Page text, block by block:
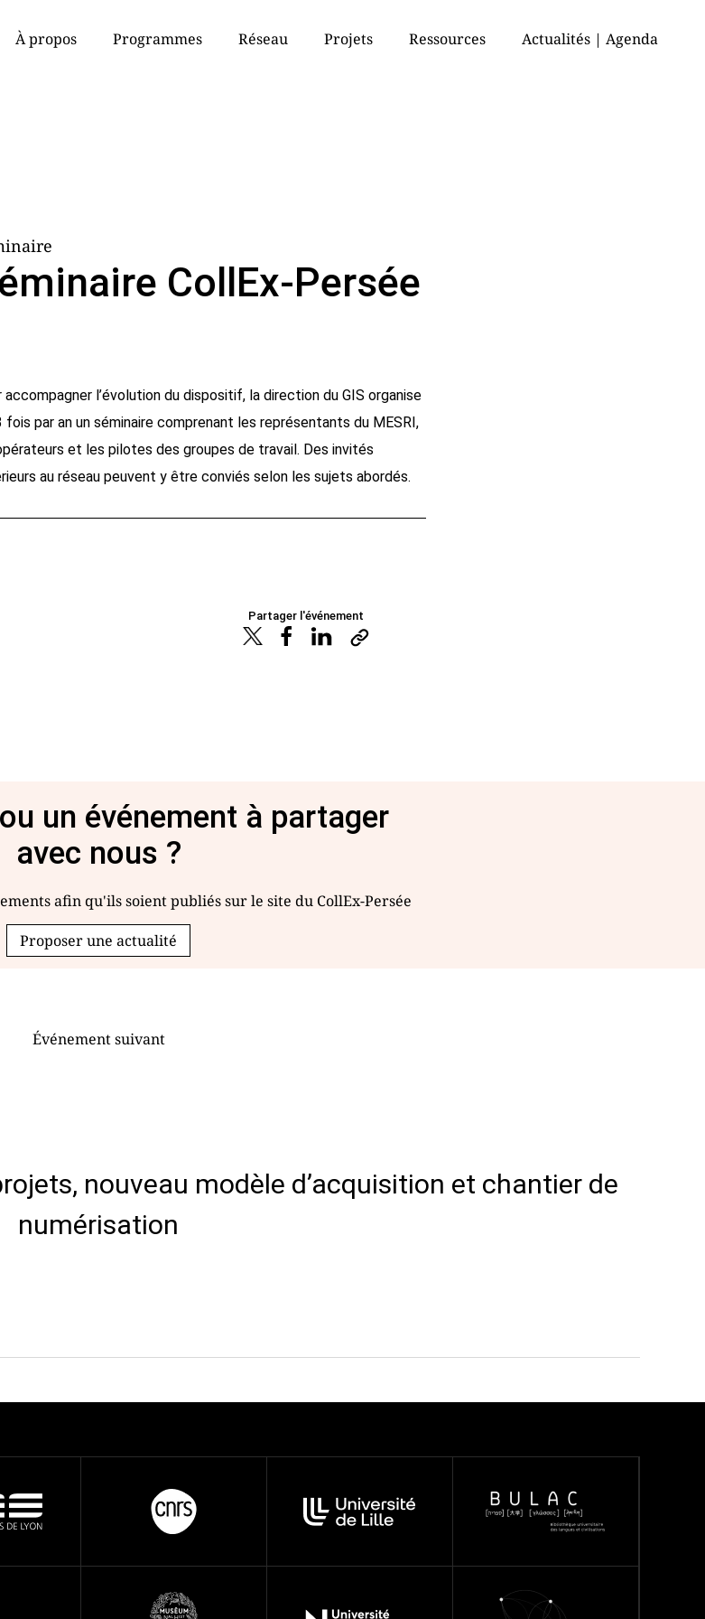
À propos Programmes Réseau Projets Ressources Actualités | Agenda
CollEx-Persée
accompagner l’évolution du dispositif, la direction du GIS organise
fois par an un séminaire comprenant les représentants du MESRI,
et les pilotes des groupes de travail. Des invités
au réseau peuvent y être conviés selon les sujets abordés.
Partager l'événement
un événement à partager
avec nous ?
afin qu'ils soient publiés sur le site du CollEx-Persée
Proposer une actualité
Événement suivant
nouveau modèle d’acquisition et chantier de
numérisation